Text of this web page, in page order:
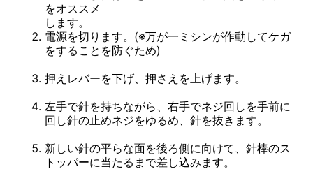
をオススメ
します。
電源を切ります。(※万が一ミシンが作動してケガ
をすることを防ぐため)
押えレバーを下げ、押さえを上げます。
左手で針を持ちながら、右手でネジ回しを手前に
回し針の止めネジをゆるめ、針を抜きます。
新しい針の平らな面を後ろ側に向けて、針棒のス
トッパーに当たるまで差し込みます。